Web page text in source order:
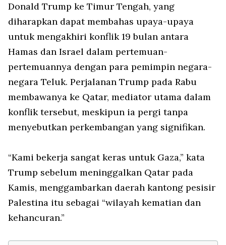
Donald Trump ke Timur Tengah, yang
diharapkan dapat membahas upaya-upaya
untuk mengakhiri konflik 19 bulan antara
Hamas dan Israel dalam pertemuan-
pertemuannya dengan para pemimpin negara-
negara Teluk. Perjalanan Trump pada Rabu
membawanya ke Qatar, mediator utama dalam
konflik tersebut, meskipun ia pergi tanpa
menyebutkan perkembangan yang signifikan.
“Kami bekerja sangat keras untuk Gaza,” kata
Trump sebelum meninggalkan Qatar pada
Kamis, menggambarkan daerah kantong pesisir
Palestina itu sebagai “wilayah kematian dan
kehancuran.”